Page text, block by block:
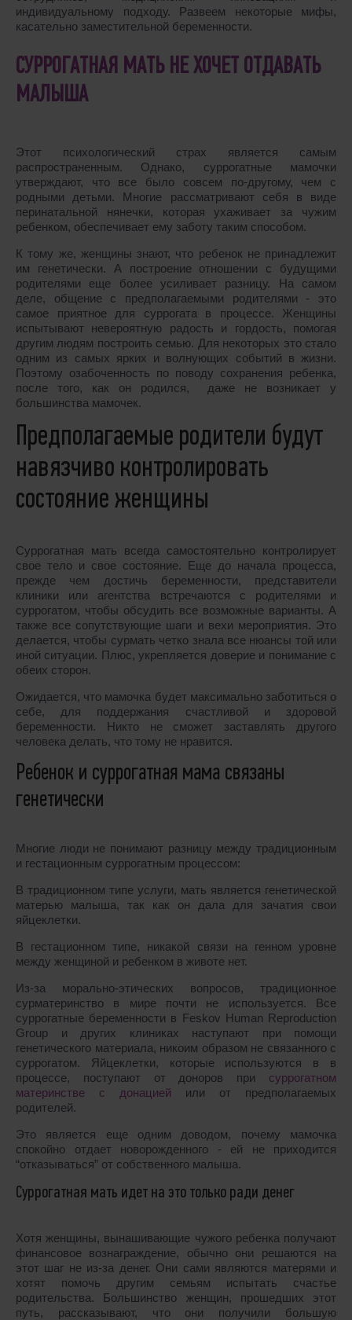
индивидуальному подходу. Развеем некоторые мифы,
касательно заместительной беременности.
СУРРОГАТНАЯ МАТЬ НЕ ХОЧЕТ ОТДАВАТЬ
МАЛЫША
Этот психологический страх является самым
распространенным. Однако, суррогатные мамочки
утверждают, что все было совсем по-другому, чем с
родными детьми. Многие рассматривают себя в виде
перинатальной нянечки, которая ухаживает за чужим
ребенком, обеспечивает ему заботу таким способом.
К тому же, женщины знают, что ребенок не принадлежит
им генетически. А построение отношении с будущими
родителями еще более усиливает разницу. На самом
деле, общение с предполагаемыми родителями - это
самое приятное для суррогата в процессе. Женщины
испытывают невероятную радость и гордость, помогая
другим людям построить семью. Для некоторых это стало
одним из самых ярких и волнующих событий в жизни.
Поэтому озабоченность по поводу сохранения ребенка,
после того, как он родился, даже не возникает у
большинства мамочек.
Предполагаемые родители будут
навязчиво контролировать
состояние женщины
Суррогатная мать всегда самостоятельно контролирует
свое тело и свое состояние. Еще до начала процесса,
прежде чем достичь беременности, представители
клиники или агентства встречаются с родителями и
суррогатом, чтобы обсудить все возможные варианты. А
также все сопутствующие шаги и вехи мероприятия. Это
делается, чтобы сурмать четко знала все нюансы той или
иной ситуации. Плюс, укрепляется доверие и понимание с
обеих сторон.
Ожидается, что мамочка будет максимально заботиться о
себе, для поддержания счастливой и здоровой
беременности. Никто не сможет заставлять другого
человека делать, что тому не нравится.
Ребенок и суррогатная мама связаны
генетически
Многие люди не понимают разницу между традиционным
и гестационным суррогатным процессом:
В традиционном типе услуги, мать является генетической
матерью малыша, так как он дала для зачатия свои
яйцеклетки.
В гестационном типе, никакой связи на генном уровне
между женщиной и ребенком в животе нет.
Из-за морально-этических вопросов, традиционное
сурматеринство в мире почти не используется. Все
суррогатные беременности в Feskov Human Reproduction
Group и других клиниках наступают при помощи
генетического материала, никоим образом не связанного с
суррогатом. Яйцеклетки, которые используются в в
процессе, поступают от доноров при суррогатном
материнстве с донацией или от предполагаемых
родителей.
Это является еще одним доводом, почему мамочка
спокойно отдает новорожденного - ей не приходится
“отказываться” от собственного малыша.
Суррогатная мать идет на это только ради денег
Хотя женщины, вынашивающие чужого ребенка получают
финансовое вознаграждение, обычно они решаются на
этот шаг не из-за денег. Они сами являются матерями и
хотят помочь другим семьям испытать счастье
родительства. Большинство женщин, прошедших этот
путь, рассказывают, что они получили большую